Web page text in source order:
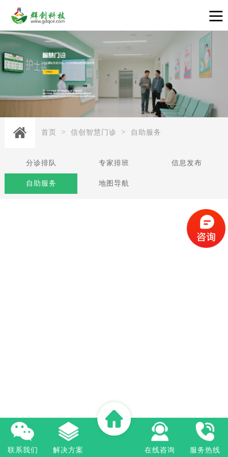
首页 > 信创智慧门诊 > 自助服务
分诊排队 专家排班 信息发布
自助服务 地图导航
联系我们 解决方案 在线咨询 服务热线